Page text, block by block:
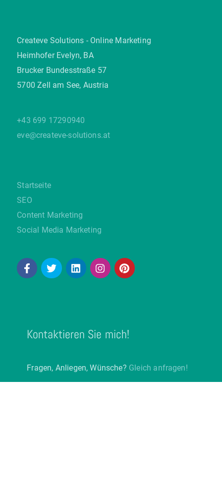
Createve Solutions - Online Marketing
Heimhofer Evelyn, BA
Brucker Bundesstraße 57
5700 Zell am See, Austria
+43 699 17290940
eve@createve-solutions.at
Startseite
SEO
Content Marketing
Social Media Marketing
Kontaktieren Sie mich!
Fragen, Anliegen, Wünsche? Gleich anfragen!